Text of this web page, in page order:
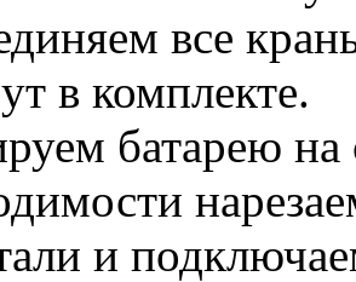
все
в комплекте.
батарею на
и